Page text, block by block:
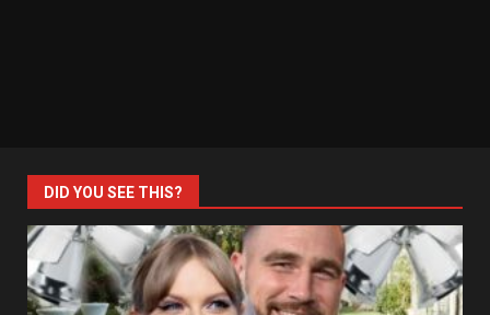
DID YOU SEE THIS?